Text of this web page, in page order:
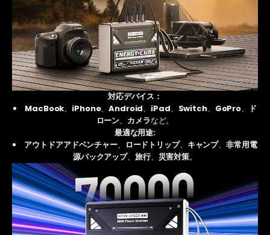
対応デバイス：
MacBook、 iPhone、Android、 iPad、 Switch、 GoPro、
ド
ローン、 カメラなど。
最適な用途:
アウトドアアドベンチャー、 ロードトリップ、 キャンプ、非常用電
源バックアップ、 旅行、 災害対策。